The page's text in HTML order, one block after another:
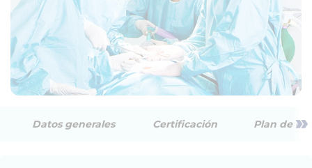
Datos generales Certificación Plan de »